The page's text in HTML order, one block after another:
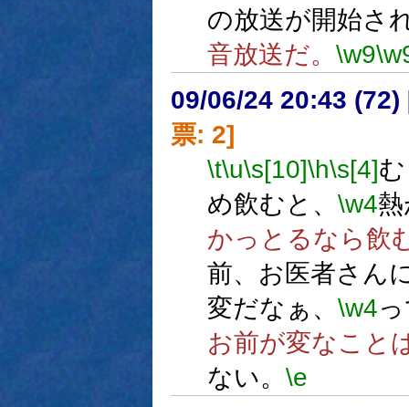
の放送が開始さ
音放送だ。 \w9
09/06/24 20:43 (72)
票: 2]
\t\u\s[10]\h\s[4]
め飲むと、 \w4
かっとるなら飲
前、お医者さん
変だなぁ、 \w4
お前が変なこと
ない。 \e